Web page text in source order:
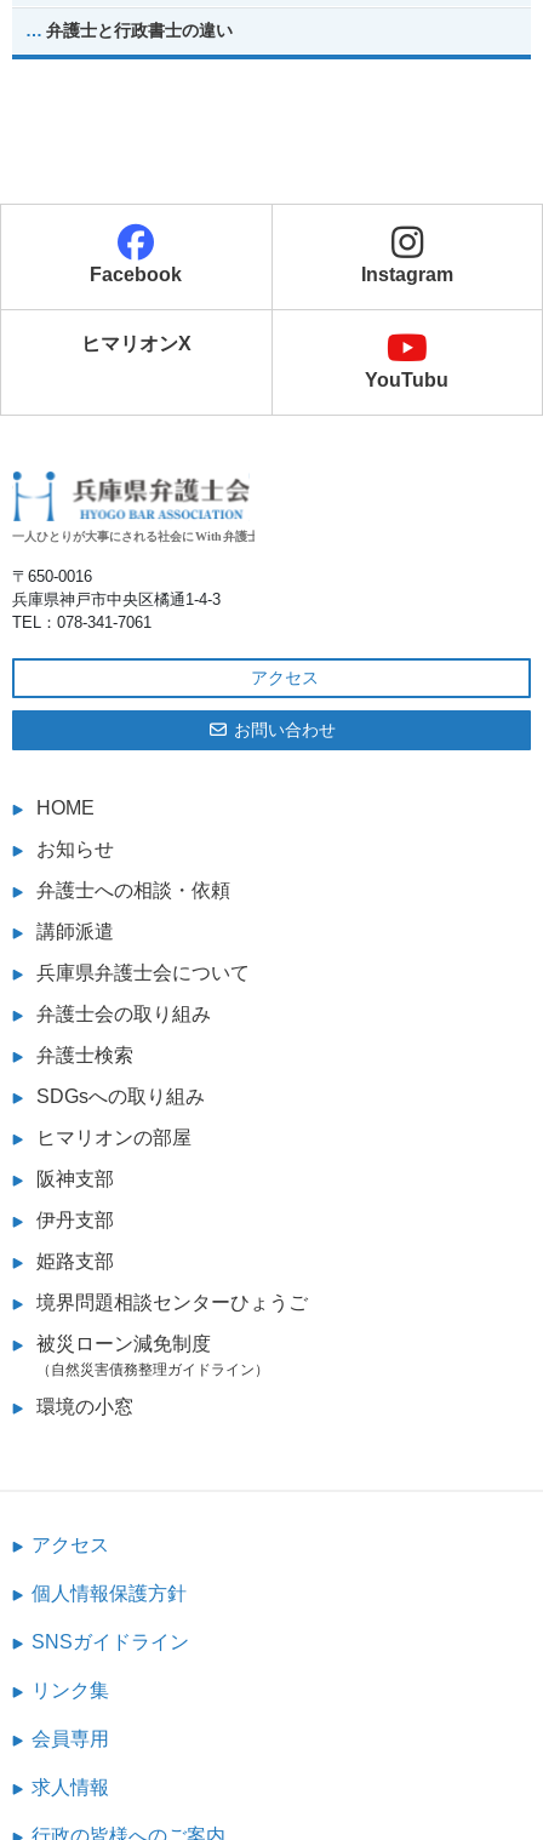
弁護士と行政書士の違い
Facebook Instagram
ヒマリオンX
YouTubu
〒650‐0016
兵庫県神戸市中央区橘通1-4-3
TEL：078-341-7061
アクセス
お問い合わせ
HOME
お知らせ
弁護士への相談・依頼
講師派遣
兵庫県弁護士会について
弁護士会の取り組み
弁護士検索
SDGsへの取り組み
ヒマリオンの部屋
阪神支部
伊丹支部
姫路支部
境界問題相談センターひょうご
被災ローン減免制度
（自然災害債務整理ガイドライン）
環境の小窓
アクセス
個人情報保護方針
SNSガイドライン
リンク集
会員専用
求人情報
行政の皆様へのご案内